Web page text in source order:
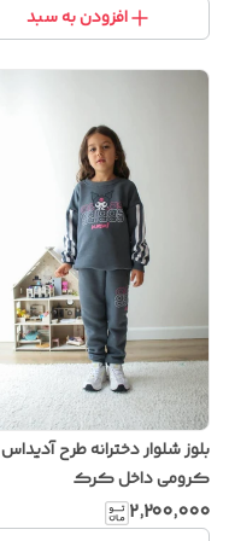
افزودن به سبد
بلوز شلوار دخترانه طرح آدیداس
کرومی داخل کرک
۲٬۲۰۰٬۰۰۰